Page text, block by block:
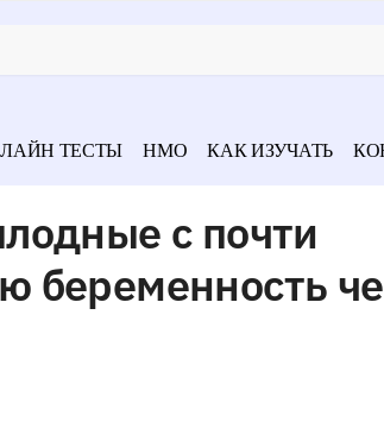
ТЕСТЫ НМО КАК ИЗУЧАТЬ
с почти
беременность